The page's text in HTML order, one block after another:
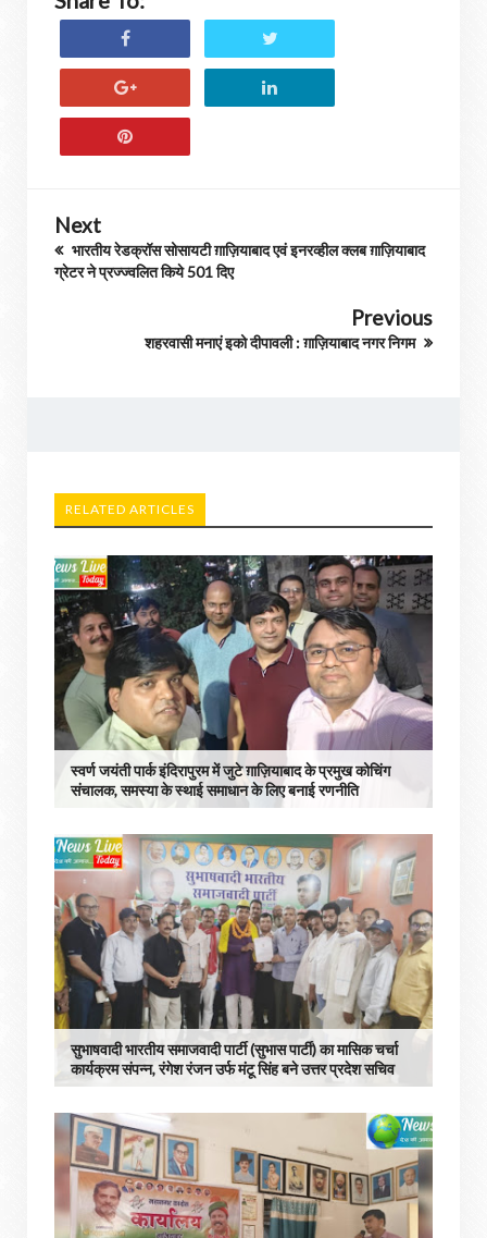
Next
भारतीय रेडक्रॉस सोसायटी ग़ाज़ियाबाद एवं इनरव्हील क्लब ग़ाज़ियाबाद
ग्रेटर ने प्रज्ज्वलित किये 501 दिए
Previous
शहरवासी मनाएं इको दीपावली : ग़ाज़ियाबाद नगर निगम
RELATED ARTICLES
स्वर्ण जयंती पार्क इंदिरापुरम में जुटे ग़ाज़ियाबाद के प्रमुख कोचिंग
संचालक, समस्या के स्थाई समाधान के लिए बनाई रणनीति
सुभाषवादी भारतीय समाजवादी पार्टी (सुभास पार्टी) का मासिक चर्चा
कार्यक्रम संपन्न, रंगेश रंजन उर्फ मंटू सिंह बने उत्तर प्रदेश सचिव